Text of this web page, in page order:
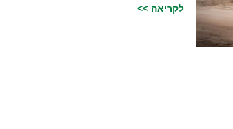
לקריאה >>